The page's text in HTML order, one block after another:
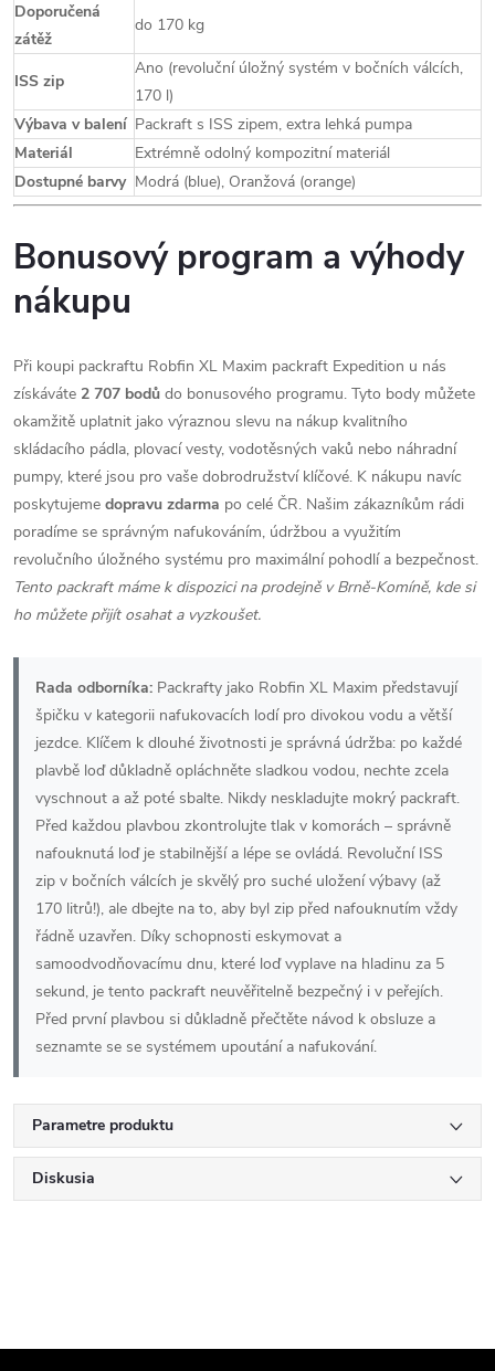
Doporučená
zátěž
do 170 kg
ISS zip
Ano (revoluční úložný systém v bočních válcích,
170 l)
Výbava v balení Packraft s ISS zipem, extra lehká pumpa
Materiál
Extrémně odolný kompozitní materiál
Dostupné barvy Modrá (blue), Oranžová (orange)
Bonusový program a výhody
nákupu
Při koupi packraftu Robfin XL Maxim packraft Expedition u nás
získáváte 2 707 bodů do bonusového programu. Tyto body můžete
okamžitě uplatnit jako výraznou slevu na nákup kvalitního
skládacího pádla, plovací vesty, vodotěsných vaků nebo náhradní
pumpy, které jsou pro vaše dobrodružství klíčové. K nákupu navíc
poskytujeme dopravu zdarma po celé ČR. Našim zákazníkům rádi
poradíme se správným nafukováním, údržbou a využitím
revolučního úložného systému pro maximální pohodlí a bezpečnost.
Tento packraft máme k dispozici na prodejně v Brně-Komíně, kde si
ho můžete přijít osahat a vyzkoušet.
Rada odborníka: Packrafty jako Robfin XL Maxim představují
špičku v kategorii nafukovacích lodí pro divokou vodu a větší
jezdce. Klíčem k dlouhé životnosti je správná údržba: po každé
plavbě loď důkladně opláchněte sladkou vodou, nechte zcela
vyschnout a až poté sbalte. Nikdy neskladujte mokrý packraft.
Před každou plavbou zkontrolujte tlak v komorách – správně
nafouknutá loď je stabilnější a lépe se ovládá. Revoluční ISS
zip v bočních válcích je skvělý pro suché uložení výbavy (až
170 litrů!), ale dbejte na to, aby byl zip před nafouknutím vždy
řádně uzavřen. Díky schopnosti eskymovat a
samoodvodňovacímu dnu, které loď vyplave na hladinu za 5
sekund, je tento packraft neuvěřitelně bezpečný i v peřejích.
Před první plavbou si důkladně přečtěte návod k obsluze a
seznamte se se systémem upoutání a nafukování.
Parametre produktu
Diskusia